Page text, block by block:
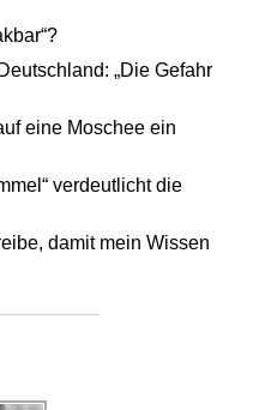
„Die Gefahr
eine Moschee ein
verdeutlicht die
damit mein Wissen